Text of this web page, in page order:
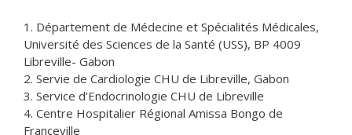
1. Département de Médecine et Spécialités Médicales,
Université des Sciences de la Santé (USS), BP 4009
Libreville- Gabon
2. Servie de Cardiologie CHU de Libreville, Gabon
3. Service d’Endocrinologie CHU de Libreville
4. Centre Hospitalier Régional Amissa Bongo de
Franceville